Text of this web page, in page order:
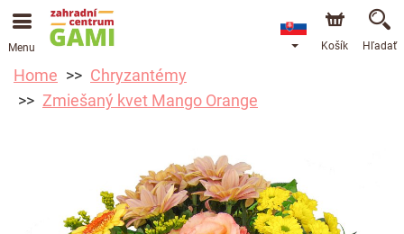
Menu Košík Hľadať
Home
Chryzantémy
Zmiešaný kvet Mango Orange